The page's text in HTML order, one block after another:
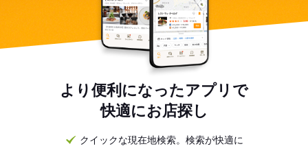
より便利になったアプリで
快適にお店探し
クイックな現在地検索。検索が快適に